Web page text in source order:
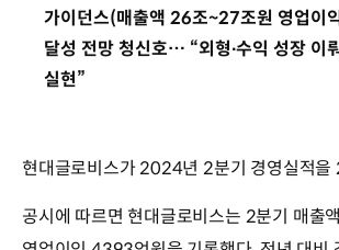
가이던스(매출액 26조~27조원 영업이
달성 전망 청신호… “외형∙수익 성장 이
실현”
현대글로비스가 2024년 2분기 경영실적을
공시에 따르면 현대글로비스는 2분기 매출